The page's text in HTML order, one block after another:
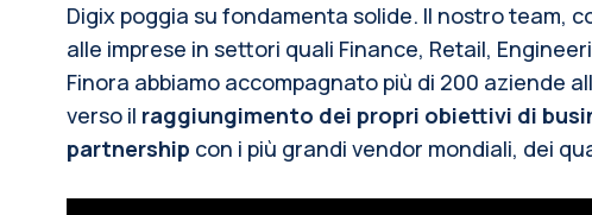
Digix poggia su fondamenta solide. Il nostro team,
alle imprese in settori quali Finance, Retail,
Finora abbiamo accompagnato più di 200 aziende
verso il raggiungimento dei propri obiettivi di
partnership con i più grandi vendor mondiali, dei